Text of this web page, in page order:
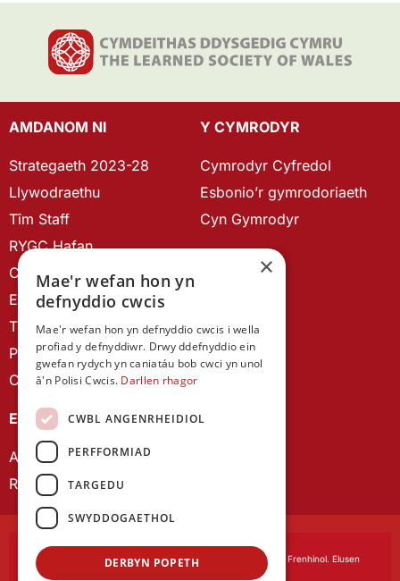
AMDANOM NI
Strategaeth 2023-28
Llywodraethu
Tîm Staff
RYGC Hafan
Canllawiau brandio
Ein Hanes
Telerau ac Amodau
Polisi Preifatrwydd
Cysylltu â ni
Y CYMRODYR
Cymrodyr Cyfredol
Esbonio’r gymrodoriaeth
Cyn Gymrodyr
EIN CYHOEDDIADAU
Astudiaethau Cymreig
Rhwydwaith Ymchwil Gyrfa Cynnar
Cymdeithas Ddysgedig Cymru, corfforedig drwy Siarter Frenhinol. Elusen
×
Mae'r wefan hon yn
defnyddio cwcis
Mae'r wefan hon yn defnyddio cwcis i wella
profiad y defnyddiwr. Drwy ddefnyddio ein
gwefan rydych yn caniatáu bob cwci yn unol
â'n Polisi Cwcis. Darllen rhagor
CWBL ANGENRHEIDIOL
PERFFORMIAD
TARGEDU
SWYDDOGAETHOL
DERBYN POPETH